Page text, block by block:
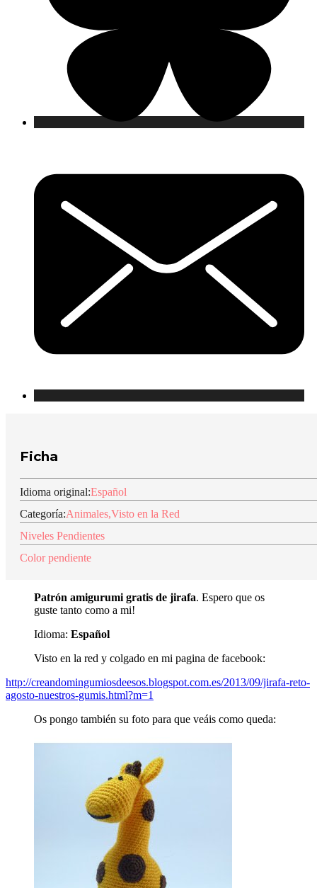
Ficha
Idioma original:Español
Categoría:Animales,Visto en la Red
Niveles Pendientes
Color pendiente
Patrón amigurumi gratis de jirafa. Espero que os
guste tanto como a mi!
Idioma: Español
Visto en la red y colgado en mi pagina de facebook:
http://creandomingumiosdeesos.blogspot.com.es/2013/09/jirafa-reto-
agosto-nuestros-gumis.html?m=1
Os pongo también su foto para que veáis como queda: